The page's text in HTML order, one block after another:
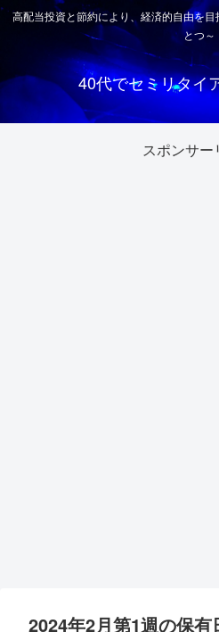
高配当投資と節約により、経済的自由を
とつ～
40代でセミリタイ
スポンサー
2024年2月第1週の保